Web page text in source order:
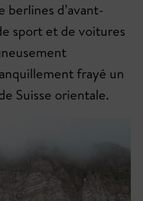
berlines d’avant-
sport et de voitures
frayé un
Suisse orientale.